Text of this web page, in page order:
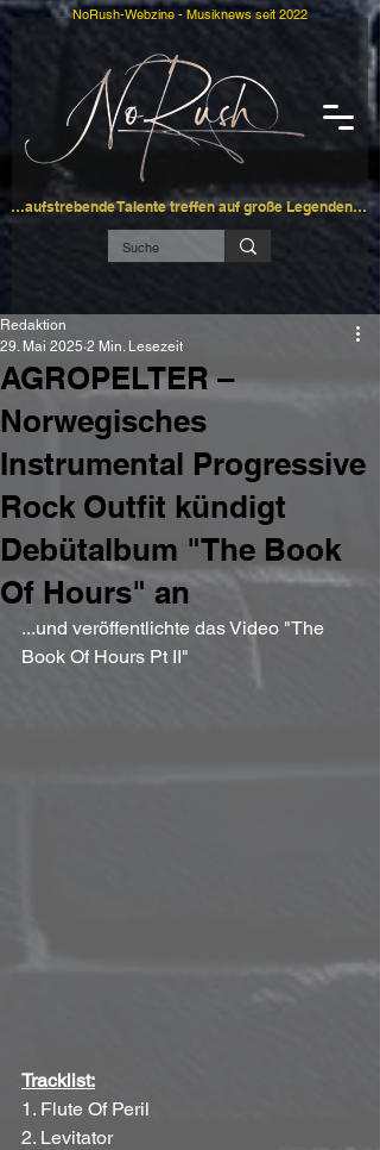
…aufstrebende Talente treffen auf große Legenden…
NoRush-Webzine - Musiknews seit 2022
AGROPELTER –
Norwegisches
Instrumental Progressive
Rock Outfit kündigt
Debütalbum "The Book
Of Hours" an
Redaktion
29. Mai 2025 2 Min. Lesezeit
...und veröffentlichte das Video "The
Book Of Hours Pt II"
Tracklist:
1. Flute Of Peril
2. Levitator